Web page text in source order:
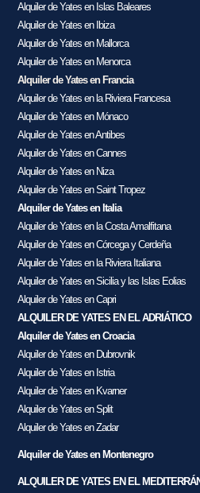
Alquiler de Yates en Islas Baleares
Alquiler de Yates en Ibiza
Alquiler de Yates en Mallorca
Alquiler de Yates en Menorca
Alquiler de Yates en Francia
Alquiler de Yates en la Riviera Francesa
Alquiler de Yates en Mónaco
Alquiler de Yates en Antibes
Alquiler de Yates en Cannes
Alquiler de Yates en Niza
Alquiler de Yates en Saint Tropez
Alquiler de Yates en Italia
Alquiler de Yates en la Costa Amalfitana
Alquiler de Yates en Córcega y Cerdeña
Alquiler de Yates en la Riviera Italiana
Alquiler de Yates en Sicilia y las Islas Eolias
Alquiler de Yates en Capri
ALQUILER DE YATES EN EL ADRIÁTICO
Alquiler de Yates en Croacia
Alquiler de Yates en Dubrovnik
Alquiler de Yates en Istria
Alquiler de Yates en Kvarner
Alquiler de Yates en Split
Alquiler de Yates en Zadar
Alquiler de Yates en Montenegro
ALQUILER DE YATES EN EL